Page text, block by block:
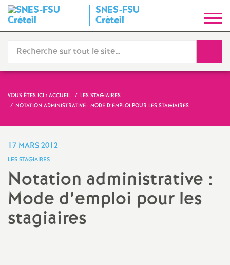
SNES-FSU
Créteil
y
n
d
i
a
t
VOUS ÊTES ICI : ACCUEIL
LES STAGIAIRES
NOTATION ADMINISTRATIVE : MODE D’EMPLOI POUR LES STAGIAIRES
17 MARS 2012
LES STAGIAIRES
Notation administrative :
Mode d’emploi pour les
stagiaires